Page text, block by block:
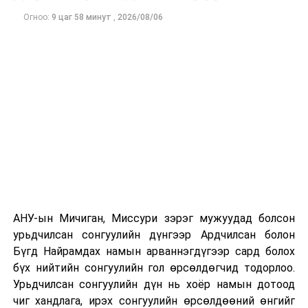
хугацаандаа “Рио Тинто”-гийн үнэ цэнийг хадгална
Reuters агентлагийн мэдээлснээр, Монгол Улсын
Огноо: 9 цаг 58 минут , 2026/08/06
АНУ-ын Мичиган, Миссури зэрэг мужуудад болсон
урьдчилсан сонгуулийн дүнгээр Ардчилсан болон
Бүгд Найрамдах намын арваннэгдүгээр сард болох
бүх нийтийн сонгуулийн гол өрсөлдөгчид тодорлоо.
Урьдчилсан сонгуулийн дүн нь хоёр намын дотоод
чиг хандлага, ирэх сонгуулийн өрсөлдөөний өнгийг